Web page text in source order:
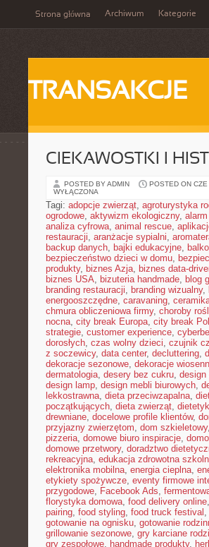
Strona główna Archiwum Kategorie
TRANSAKCJE
CIEKAWOSTKI I
POSTED BY ADMIN POSTED ON
WYŁĄCZONA
Tagi: adopcje zwierząt, agroturystyka
ogrodowe, aktywizm ekologiczny,
analiza cyfrowa, animal rescue,
restauracji, aranżacje sypialni,
backup danych, bajki edukacyjne,
bezpieczeństwo dzieci w domu,
produkty, biznes Azja, biznes data-
biznes USA, bizuteria handmade, blog
branding restauracji, branding wizualny,
energooszczędne, caravaning,
chmura obliczeniowa firmy, choroby
nocna, city break Europa, city break
strategie, customer experience,
dorosłych, czas wolny dzieci, czujnik
z soczewicy, data center, decluttering,
dekoracje sezonowe, dekoracje
dermatologia, desery bez cukru, design
design lamp, design mebli biurowych,
lekkostrawna, dieta przeciwzapalna,
początkujących, dieta zwierząt,
drewniane, docelowe profile klientów,
przyjazny zwierzętom, dom szkieletowy,
pizzeria, domowe biuro inspiracje,
domowe przetwory, doradztwo
rekreacyjna, edukacja zdrowotna
elektronika mobilna, energia cieplna,
etykiety spożywcze, eventy firmowe
przygodowe, Facebook Ads,
florystyka domowa, food delivery online,
pairing, food styling, food truck festival ,
gotowanie na ognisku, gotowanie
grillowanie sezonowe, gry karciane
gry zespołowe, handmade produkty,